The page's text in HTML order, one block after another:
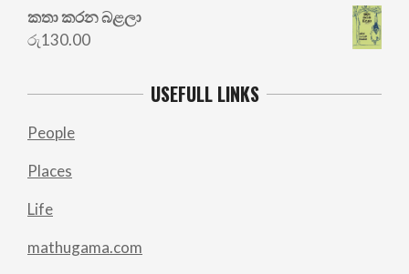
price
was:
කතා කරන බළලා
රු130.00
USEFULL LINKS
People
Places
Life
mathugama.com